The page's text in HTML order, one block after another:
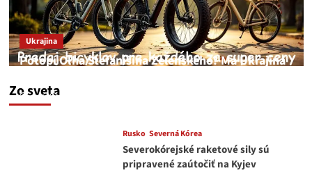
Zo sveta
Ukrajina
Potopí Oľha Stefanišina Zelenského? Má Ukrajina
JNS
Rusko Severná Kórea
Severokórejské raketové sily sú
pripravené zaútočiť na Kyjev